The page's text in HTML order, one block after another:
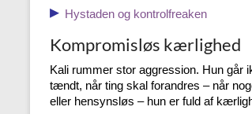
▸ Hystaden og kontrolfreaken
Kompromisløs kærlighed
Kali rummer stor aggression. Hun går
tændt, når ting skal forandres – når
eller hensynsløs – hun er fuld af